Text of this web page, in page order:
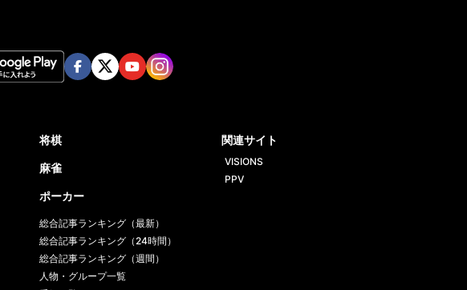
将棋
麻雀
ポーカー
総合記事ランキング（最新）
総合記事ランキング（24時間）
総合記事ランキング（週間）
人物・グループ一覧
関連サイト
VISIONS
PPV